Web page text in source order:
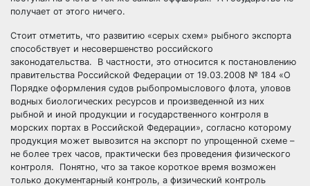
получает от этого ничего.
Стоит отметить, что развитию «серых схем» рыбного экспорта
способствует и несовершенство российского
законодательства. В частности, это относится к постановлению
правительства Российской Федерации от 19.03.2008 № 184 «О
Порядке оформления судов рыбопромыслового флота, уловов
водных биологических ресурсов и произведенной из них
рыбной и иной продукции и государственного контроля в
морских портах в Российской Федерации», согласно которому
продукция может вывозится на экспорт по упрощенной схеме –
не более трех часов, практически без проведения физического
контроля. Понятно, что за такое короткое время возможен
только документарный контроль, а физический контроль